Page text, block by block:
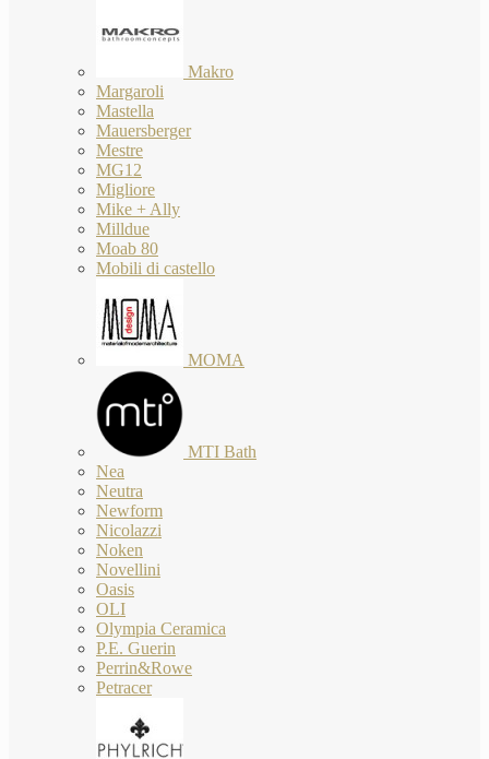
Makro
Margaroli
Mastella
Mauersberger
Mestre
MG12
Migliore
Mike + Ally
Milldue
Moab 80
Mobili di castello
MOMA
MTI Bath
Nea
Neutra
Newform
Nicolazzi
Noken
Novellini
Oasis
OLI
Olympia Ceramica
P.E. Guerin
Perrin&Rowe
Petracer